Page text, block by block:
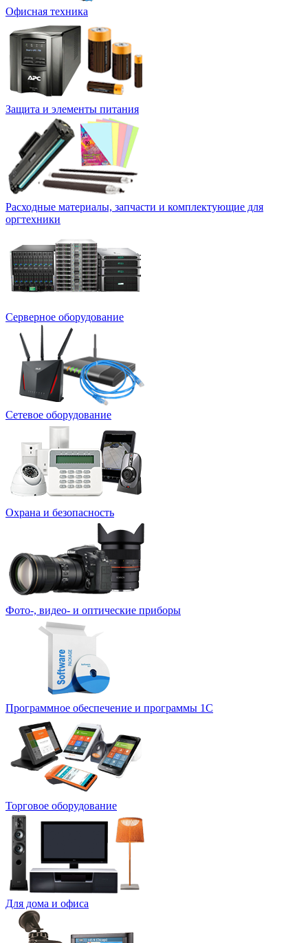
Офисная техника
Защита и элементы питания
Расходные материалы, запчасти и комплектующие для
оргтехники
Серверное оборудование
Сетевое оборудование
Охрана и безопасность
Фото-, видео- и оптические приборы
Программное обеспечение и программы 1С
Торговое оборудование
Для дома и офиса